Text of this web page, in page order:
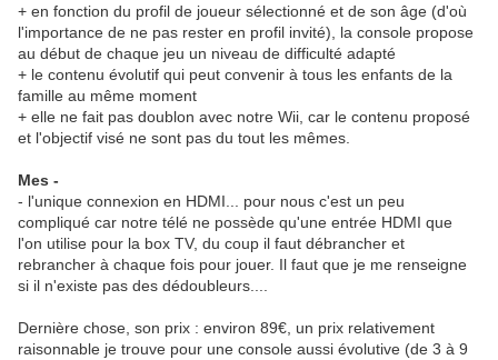
+ en fonction du profil de joueur sélectionné et de son âge (d'où
l'importance de ne pas rester en profil invité), la console propose
au début de chaque jeu un niveau de difficulté adapté
+ le contenu évolutif qui peut convenir à tous les enfants de la
famille au même moment
+ elle ne fait pas doublon avec notre Wii, car le contenu proposé
et l'objectif visé ne sont pas du tout les mêmes.
Mes -
- l'unique connexion en HDMI... pour nous c'est un peu
compliqué car notre télé ne possède qu'une entrée HDMI que
l'on utilise pour la box TV, du coup il faut débrancher et
rebrancher à chaque fois pour jouer. Il faut que je me renseigne
si il n'existe pas des dédoubleurs....
Dernière chose, son prix : environ 89€, un prix relativement
raisonnable je trouve pour une console aussi évolutive (de 3 à 9